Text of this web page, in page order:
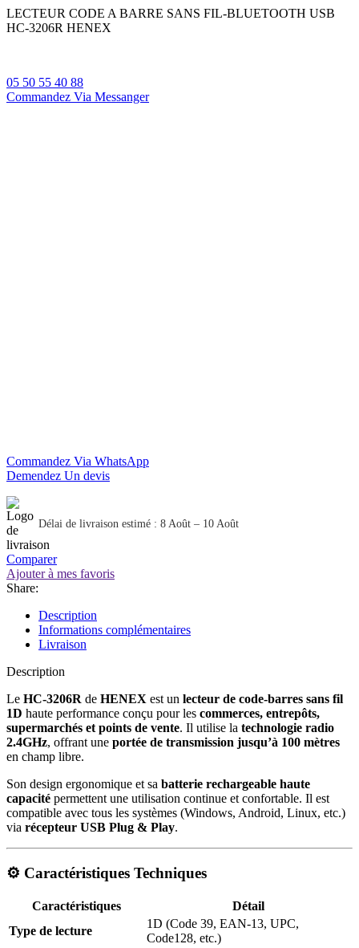
LECTEUR CODE A BARRE SANS FIL-BLUETOOTH USB
HC-3206R HENEX
05 50 55 40 88
Commandez Via Messanger
Commandez Via WhatsApp
Demendez Un devis
Délai de livraison estimé : 8 Août – 10 Août
Comparer
Ajouter à mes favoris
Share:
Description
Informations complémentaires
Livraison
Description
Le HC-3206R de HENEX est un lecteur de code-barres sans fil
1D haute performance conçu pour les commerces, entrepôts,
supermarchés et points de vente. Il utilise la technologie radio
2.4GHz, offrant une portée de transmission jusqu’à 100 mètres
en champ libre.
Son design ergonomique et sa batterie rechargeable haute
capacité permettent une utilisation continue et confortable. Il est
compatible avec tous les systèmes (Windows, Android, Linux, etc.)
via récepteur USB Plug & Play.
⚙️ Caractéristiques Techniques
Caractéristiques
Détail
Type de lecture
1D (Code 39, EAN-13, UPC,
Code128, etc.)